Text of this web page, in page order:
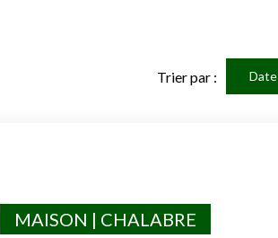
Trier par : Date
MAISON | CHALABRE